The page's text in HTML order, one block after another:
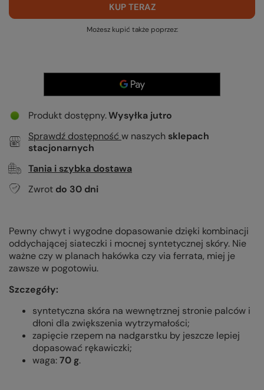
KUP TERAZ
Możesz kupić także poprzez:
Produkt dostępny Wysyłka jutro
Sprawdź dostępność w naszych sklepach
stacjonarnych
Tania i szybka dostawa
Zwrot do 30 dni
Pewny chwyt i wygodne dopasowanie dzięki kombinacji
oddychającej siateczki i mocnej syntetycznej skóry. Nie
ważne czy w planach hakówka czy via ferrata, miej je
zawsze w pogotowiu.
Szczegóły:
syntetyczna skóra na wewnętrznej stronie palców i
dłoni dla zwiększenia wytrzymałości;
zapięcie rzepem na nadgarstku by jeszcze lepiej
dopasować rękawiczki;
waga:70 g.